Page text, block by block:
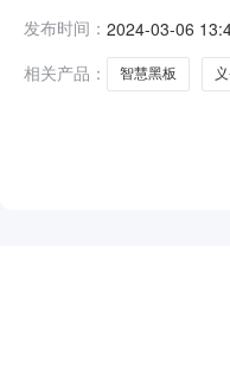
目：否二、供应
法人证书，或社
发布时间： 2024-03-06
相关产品：
智慧黑板